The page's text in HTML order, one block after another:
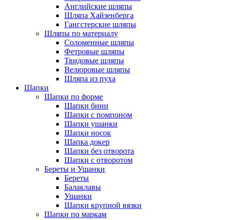
Английские шляпы
Шляпа Хайзенберга
Гангстерские шляпы
Шляпы по материалу
Соломенные шляпы
Фетровые шляпы
Твидовые шляпы
Велюровые шляпы
Шляпа из пуха
Шапки
Шапки по форме
Шапки бини
Шапки с помпоном
Шапки ушанки
Шапки носок
Шапка докер
Шапки без отворота
Шапки с отворотом
Береты и Ушанки
Береты
Балаклавы
Ушанки
Шапки крупной вязки
Шапки по маркам